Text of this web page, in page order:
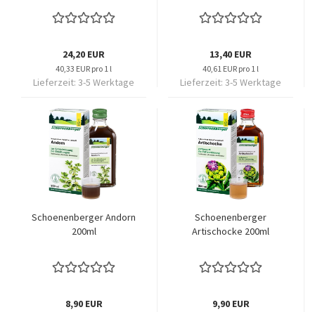
24,20 EUR
40,33 EUR pro 1 l
Lieferzeit: 3-5 Werktage
13,40 EUR
40,61 EUR pro 1 l
Lieferzeit: 3-5 Werktage
Schoenenberger Andorn
200ml
8,90 EUR
Schoenenberger
Artischocke 200ml
9,90 EUR